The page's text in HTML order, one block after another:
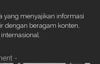
yang menyajikan informasi
dengan beragam konten,
-